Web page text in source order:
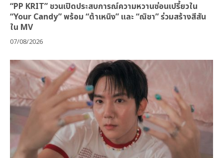
“PP KRIT” ชวนเปิดประสบการณ์ความหวานซ่อนเปรี้ยวใน
“Your Candy” พร้อม “ต้าเหนิง” และ “ณิชา” ร่วมสร้างสีสัน
ใน MV
07/08/2026